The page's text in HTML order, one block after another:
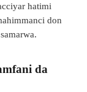
hatimi
don
da